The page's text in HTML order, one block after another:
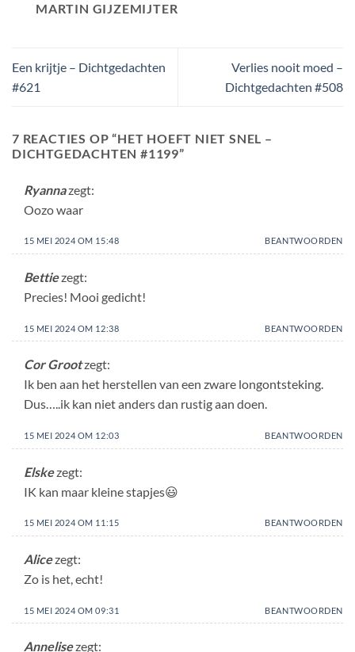
MARTIN GIJZEMIJTER
Een krijtje – Dichtgedachten
#621
Verlies nooit moed –
Dichtgedachten #508
7 REACTIES OP “HET HOEFT NIET SNEL –
DICHTGEDACHTEN #1199”
Ryannazegt:
Oozo waar
15 MEI 2024 OM 15:48 BEANTWOORDEN
Bettiezegt:
Precies! Mooi gedicht!
15 MEI 2024 OM 12:38 BEANTWOORDEN
Cor Grootzegt:
Ik ben aan het herstellen van een zware longontsteking.
Dus…..ik kan niet anders dan rustig aan doen.
15 MEI 2024 OM 12:03 BEANTWOORDEN
Elskezegt:
IK kan maar kleine stapjes😃
15 MEI 2024 OM 11:15 BEANTWOORDEN
Alicezegt:
Zo is het, echt!
15 MEI 2024 OM 09:31 BEANTWOORDEN
Annelisezegt: